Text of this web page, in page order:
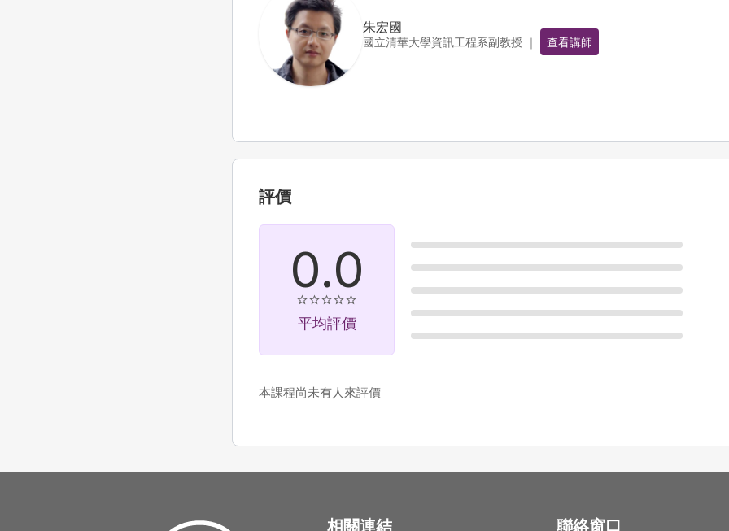
朱宏國
國立清華大學資訊工程系副教授 ｜ 查看講師
評價
0.0
平均評價
本課程尚未有人來評價
相關連結 聯絡窗口